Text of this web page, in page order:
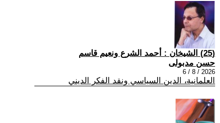
(25) الشيخان : أحمد الشرع ونعيم قاسم
حسن مدبولى
2026 / 8 / 6
العلمانية، الدين السياسي ونقد الفكر الديني